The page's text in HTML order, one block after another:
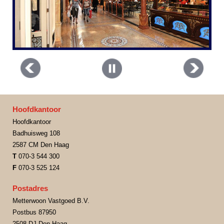
Hoofdkantoor
Hoofdkantoor
Badhuisweg 108
2587 CM Den Haag
T 070-3 544 300
F 070-3 525 124
Postadres
Metterwoon Vastgoed B.V.
Postbus 87950